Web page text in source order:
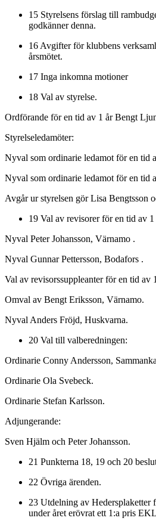
15 Styrelsens förslag till
godkänner denna.
16 Avgifter för klubbens
årsmötet.
17 Inga inkomna motioner
18 Val av styrelse.
Ordförande för en tid av 1 år Bengt
Styrelseledamöter:
Nyval som ordinarie ledamot för en tid
Nyval som ordinarie ledamot för en tid
Avgår ur styrelsen gör Lisa Bengtsson
19 Val av revisorer för en tid av 1
Nyval Peter Johansson, Värnamo .
Nyval Gunnar Pettersson, Bodafors .
Val av revisorssuppleanter för en tid av
Omval av Bengt Eriksson, Värnamo.
Nyval Anders Fröjd, Huskvarna.
20 Val till valberedningen:
Ordinarie Conny Andersson,
Ordinarie Ola Svebeck.
Ordinarie Stefan Karlsson.
Adjungerande:
Sven Hjälm och Peter Johansson.
21 Punkterna 18, 19 och 20
22 Övriga ärenden.
23 Utdelning av Hedersplaketter
under året erövrat ett 1:a pris